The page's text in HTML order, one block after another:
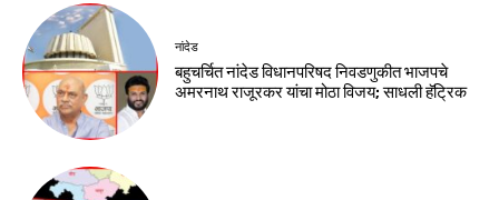
नांदेड
बहुचर्चित नांदेड विधानपरिषद निवडणुकीत भाजपचे
अमरनाथ राजूरकर यांचा मोठा विजय; साधली हॅट्रिक